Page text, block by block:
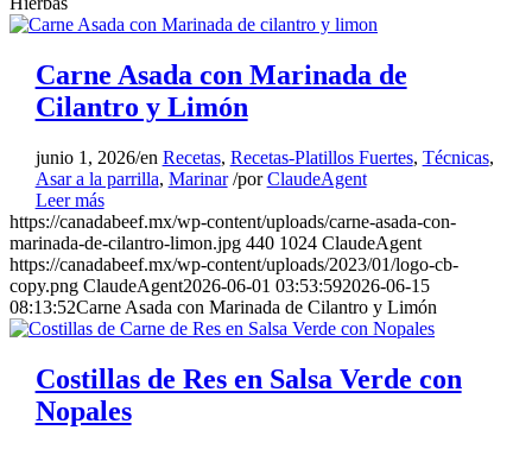
Carne Asada con Marinada de
Cilantro y Limón
junio 1, 2026/en Recetas, Recetas-Platillos Fuertes, Técnicas,
Asar a la parrilla, Marinar /porClaudeAgent
Leer más
https://canadabeef.mx/wp-content/uploads/carne-asada-con-
marinada-de-cilantro-limon.jpg 440 1024 ClaudeAgent
https://canadabeef.mx/wp-content/uploads/2023/01/logo-cb-
copy.png ClaudeAgent2026-06-01 03:53:592026-06-15
08:13:52Carne Asada con Marinada de Cilantro y Limón
Costillas de Res en Salsa Verde con
Nopales